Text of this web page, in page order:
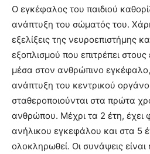
Ο εγκέφαλος του παιδιού
ανάπτυξη του σώματός του.
εξελίξεις της νευροεπιστήμης
εξοπλισμού που επιτρέπει
μέσα στον ανθρώπινο
ανάπτυξη του κεντρικού
σταθεροποιούνται στα πρώτα
ανθρώπου. Μέχρι τα 2 έτη, έχει
ανήλικου εγκεφάλου και στα 5
ολοκληρωθεί. Οι συνάψεις